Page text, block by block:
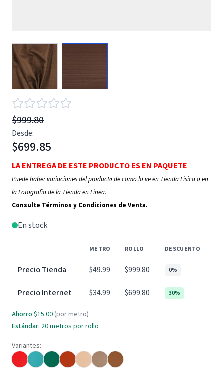
View larger image
$999.80
Desde:
$699.85
LA ENTREGA DE ESTE PRODUCTO ES EN PAQUETE
Puede haber variaciones del producto de como lo ve en Tienda Física o en
la Fotografía de la Tienda en Línea.
Consulte Términos y Condiciones de Venta.
En stock
METRO ROLLO DESCUENTO
Precio Tienda $49.99 $999.80 0%
Precio Internet $34.99 $699.80 30%
Ahorro $15.00 (por metro)
Estándar: 20metros por rollo
Variantes: